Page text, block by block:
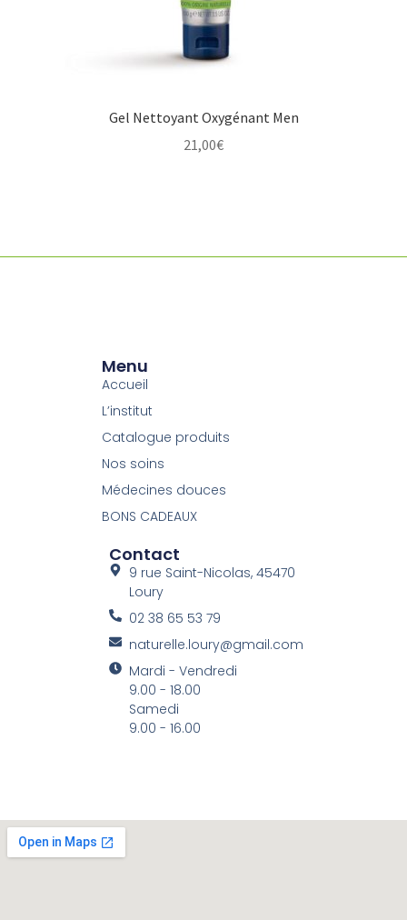
Gel Nettoyant Oxygénant Men
21,00€
Menu
Accueil
L’institut
Catalogue produits
Nos soins
Médecines douces
BONS CADEAUX
Contact
9 rue Saint-Nicolas, 45470
Loury
02 38 65 53 79
naturelle.loury@gmail.com
Mardi - Vendredi
9.00 - 18.00
Samedi
9.00 - 16.00